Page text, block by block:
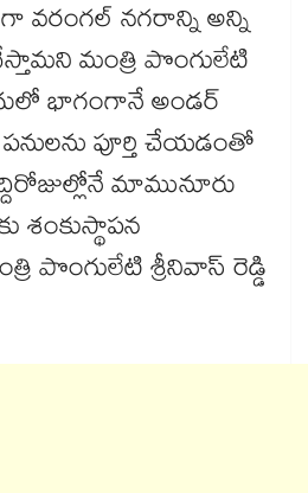
వరంగల్ నగరాన్ని అన్ని
మంత్రి పొంగులేటి
భాగంగానే అండర్
పనులను పూర్తి చేయడంతో
మామునూరు
శంకుస్థాపన
పొంగులేటి శ్రీనివాస్ రెడ్డి